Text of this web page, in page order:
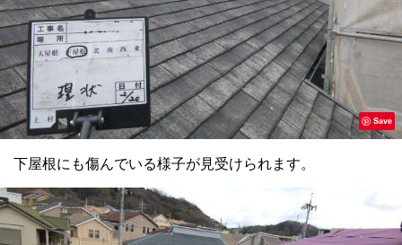
Save
下屋根にも傷んでいる様子が見受けられます。